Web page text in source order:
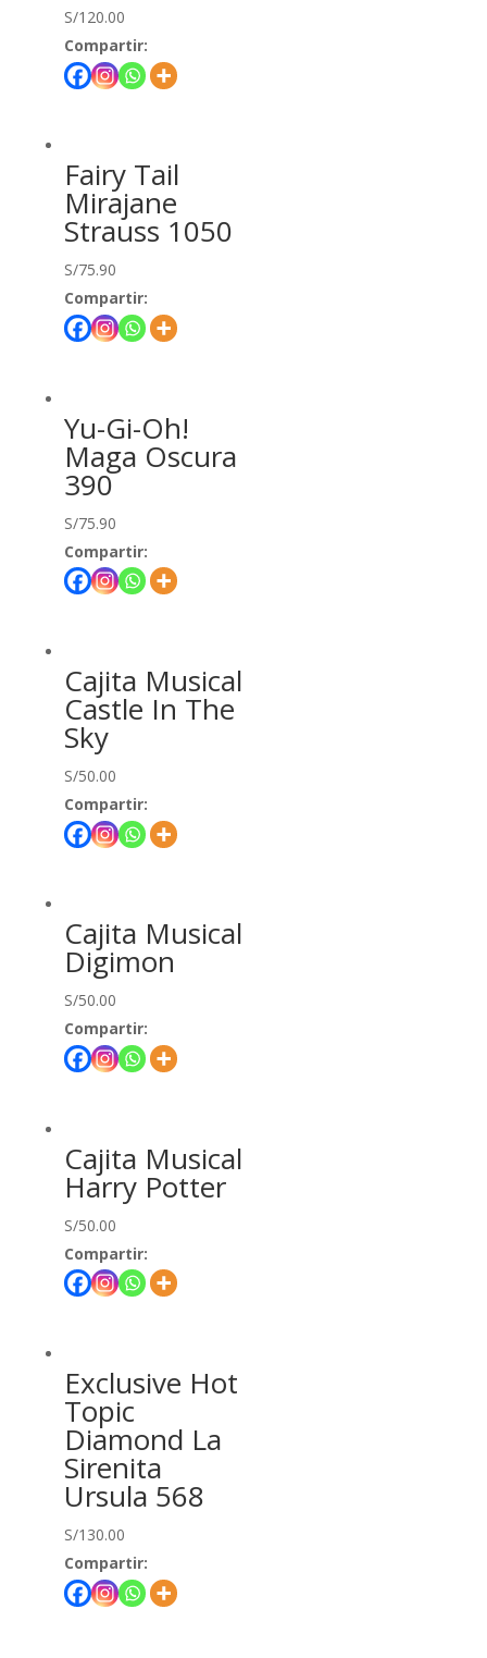
S/120.00
Compartir:
Fairy Tail
Mirajane
Strauss 1050
S/75.90
Compartir:
Yu-Gi-Oh!
Maga Oscura
390
S/75.90
Compartir:
Cajita Musical
Castle In The
Sky
S/50.00
Compartir:
Cajita Musical
Digimon
S/50.00
Compartir:
Cajita Musical
Harry Potter
S/50.00
Compartir:
Exclusive Hot
Topic
Diamond La
Sirenita
Ursula 568
S/130.00
Compartir: